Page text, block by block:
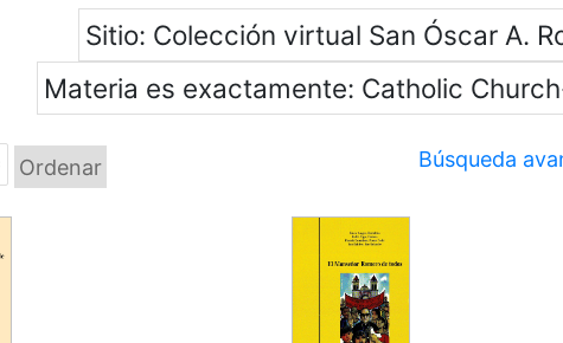
Sitio Colección virtual San Óscar A.
Materia es exactamente Catholic
Búsqueda
Ordenar